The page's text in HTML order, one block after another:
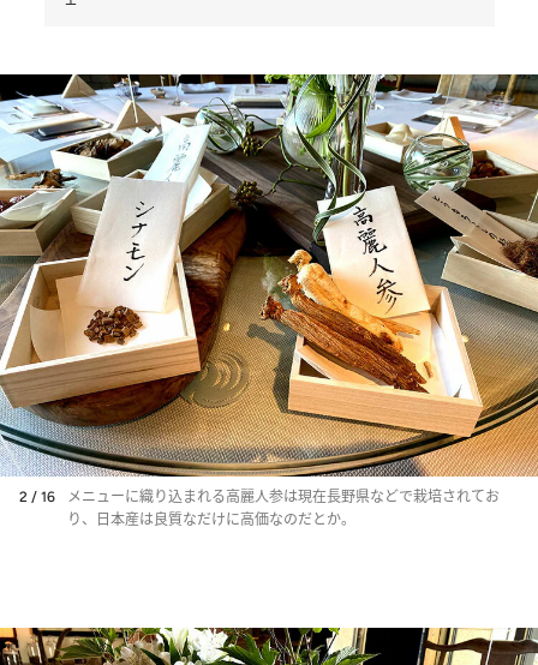
2 / 16
メニューに織り込まれる高麗人参は現在長野県などで栽培されてお
り、日本産は良質なだけに高価なのだとか。